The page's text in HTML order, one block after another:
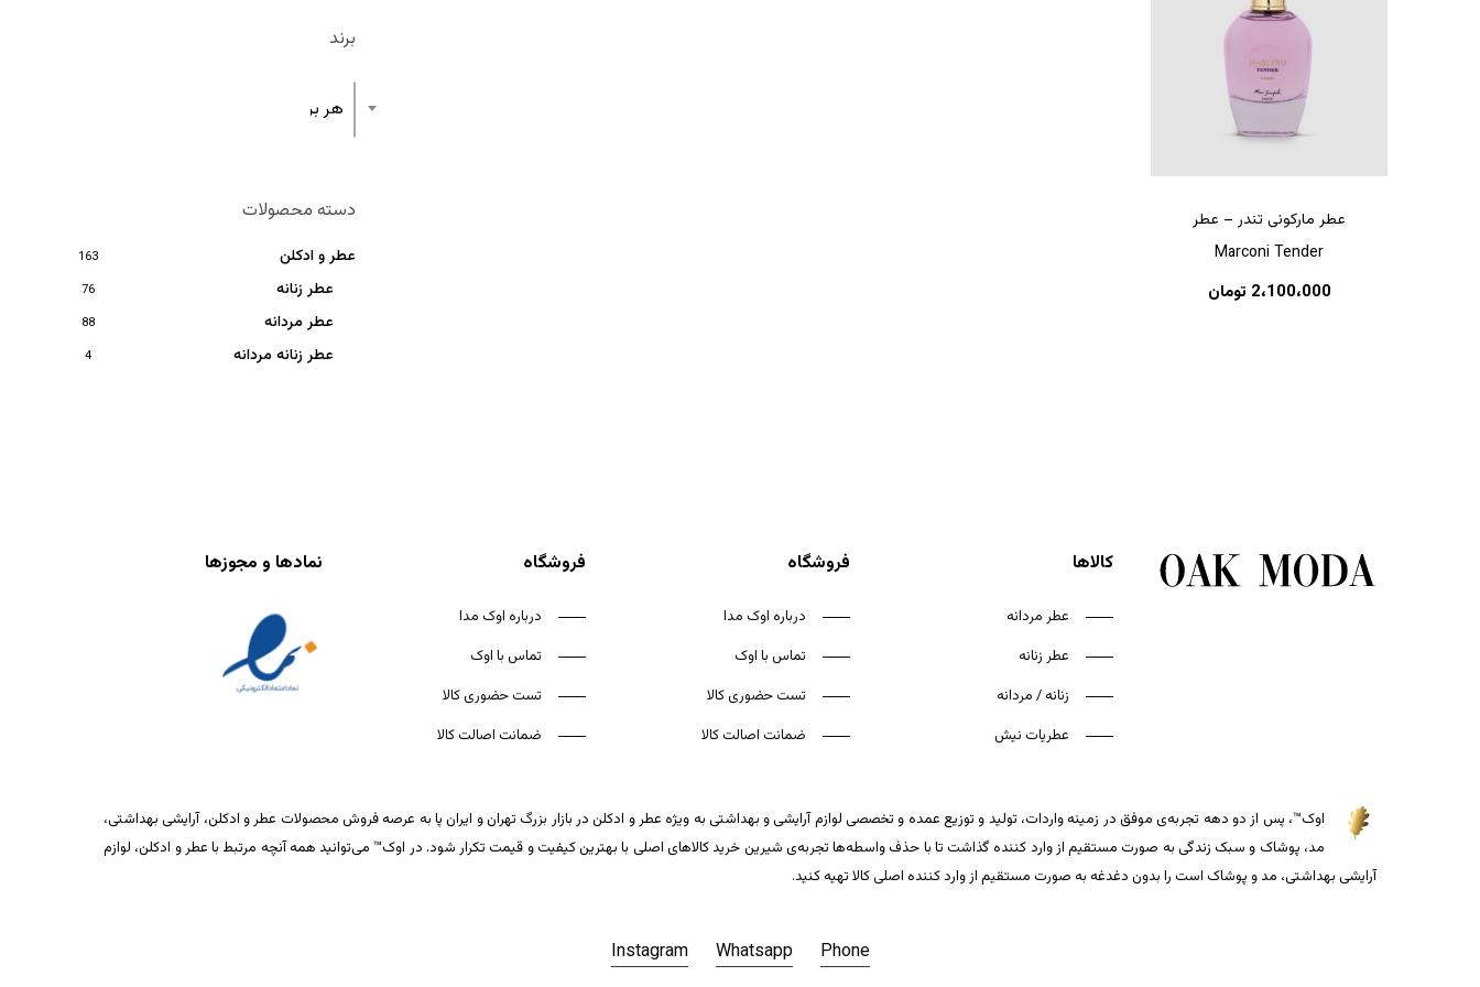
هیچ محصولی در سبد خرید نیست.
برند
هر برند
دسته محصولات
عطر و ادکلن 163
عطر زنانه 76
عطر مردانه 88
عطر زنانه مردانه 4
عطر مارکونی تندر – عطر
Marconi Tender
2،100،000 تومان
کالاها
عطر مردانه
عطر زنانه
زنانه / مردانه
عطریات نیش
فروشگاه
درباره اوک مدا
تماس با اوک
تست حضوری کالا
ضمانت اصالت کالا
فروشگاه
درباره اوک مدا
تماس با اوک
تست حضوری کالا
ضمانت اصالت کالا
نمادها و مجوزها
اوک™، پس از دو دهه تجربه‌ی موفق در زمینه واردات، تولید و توزیع عمده و تخصصی لوازم آرایشی و بهداشتی به ویژه عطر و ادکلن در بازار بزرگ تهران و ایران پا به عرصه فروش محصولات عطر و ادکلن، آرایشی بهداشتی،
مد، پوشاک و سبک زندگی به صورت مستقیم از وارد کننده گذاشت تا با حذف واسطه‌ها تجربه‌ی شیرین خرید کالاهای اصلی با بهترین کیفیت و قیمت تکرار شود. در اوک™ می‌توانید همه آنچه مرتبط با عطر و ادکلن، لوازم
آرایشی بهداشتی، مد و پوشاک است را بدون دغدغه به صورت مستقیم از وارد کننده اصلی کالا تهیه کنید.
Instagram Whatsapp Phone